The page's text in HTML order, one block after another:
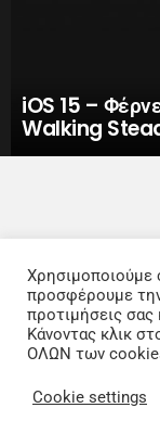
iOS 15 –
Walking
Χρησιμοποιούμε
προσφέρουμε
προτιμήσεις σας
Κάνοντας κλικ
ΟΛΩΝ των
Cookie settings